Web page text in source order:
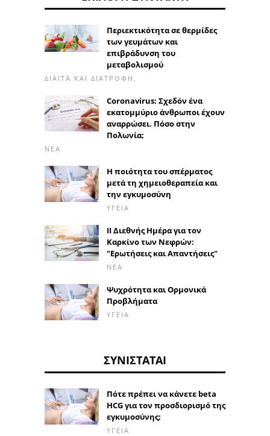
Περιεκτικότητα σε θερμίδες
των γευμάτων και
επιβράδυνση του
μεταβολισμού
ΔΊΑΙΤΑ ΚΑΙ ΔΙΑΤΡΟΦΉ,
Coronavirus: Σχεδόν ένα
εκατομμύριο άνθρωποι έχουν
αναρρώσει. Πόσο στην
Πολωνία;
ΝΈΑ
Η ποιότητα του σπέρματος
μετά τη χημειοθεραπεία και
την εγκυμοσύνη
ΥΓΕΊΑ
II Διεθνής Ημέρα για τον
Καρκίνο των Νεφρών:
"Ερωτήσεις και Απαντήσεις"
ΝΈΑ
Ψυχρότητα και Ορμονικά
Προβλήματα
ΥΓΕΊΑ
ΣΥΝΙΣΤΆΤΑΙ
Πότε πρέπει να κάνετε beta
HCG για τον προσδιορισμό της
εγκυμοσύνης;
ΥΓΕΊΑ